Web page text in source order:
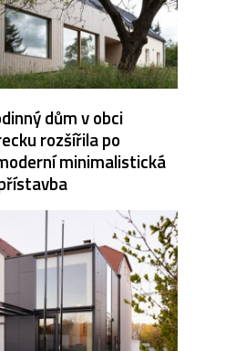
dům v obci
rozšířila po
minimalistická